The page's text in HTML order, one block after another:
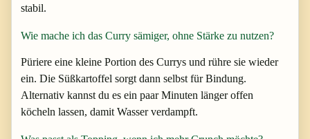
stabil.
Wie mache ich das Curry sämiger, ohne Stärke zu nutzen?
Püriere eine kleine Portion des Currys und rühre sie wieder
ein. Die Süßkartoffel sorgt dann selbst für Bindung.
Alternativ kannst du es ein paar Minuten länger offen
köcheln lassen, damit Wasser verdampft.